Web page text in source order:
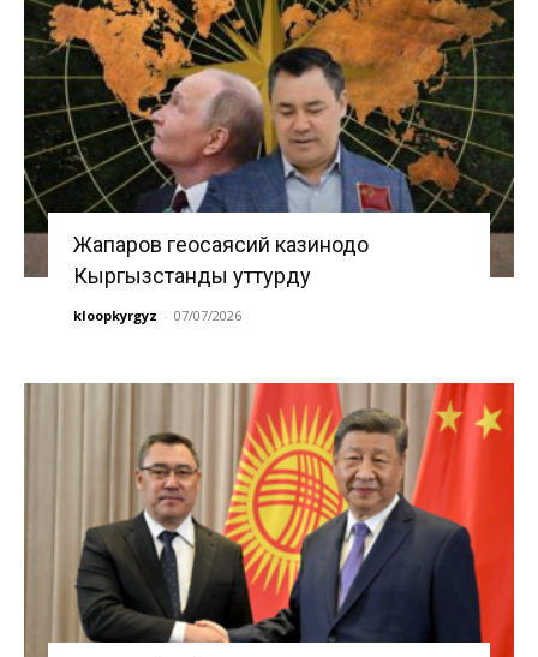
Жапаров геосаясий казинодо
Кыргызстанды уттурду
kloopkyrgyz - 07/07/2026